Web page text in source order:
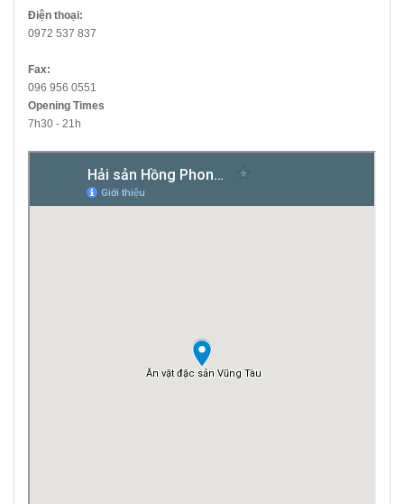
Điện thoại:
0972 537 837
Fax:
096 956 0551
Opening Times
7h30 - 21h